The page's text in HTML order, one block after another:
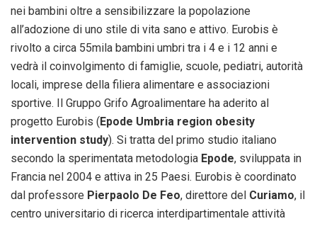
nei bambini oltre a sensibilizzare la popolazione
all’adozione di uno stile di vita sano e attivo. Eurobis è
rivolto a circa 55mila bambini umbri tra i 4 e i 12 anni e
vedrà il coinvolgimento di famiglie, scuole, pediatri, autorità
locali, imprese della filiera alimentare e associazioni
sportive. Il Gruppo Grifo Agroalimentare ha aderito al
progetto Eurobis (Epode Umbria region obesity
intervention study). Si tratta del primo studio italiano
secondo la sperimentata metodologia Epode, sviluppata in
Francia nel 2004 e attiva in 25 Paesi. Eurobis è coordinato
dal professore Pierpaolo De Feo, direttore del Curiamo, il
centro universitario di ricerca interdipartimentale attività